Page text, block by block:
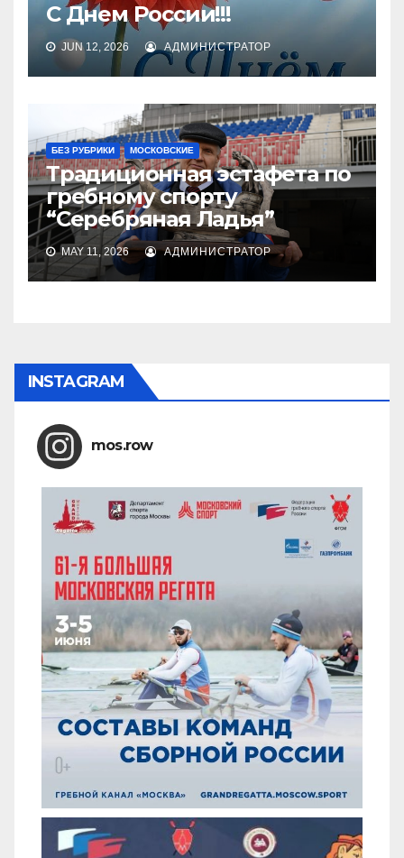
С Днем России!!!
JUN 12, 2026 АДМИНИСТРАТОР
БЕЗ РУБРИКИ МОСКОВСКИЕ
Традиционная эстафета по
гребному спорту
“Серебряная Ладья”
MAY 11, 2026 АДМИНИСТРАТОР
INSTAGRAM
mos.row